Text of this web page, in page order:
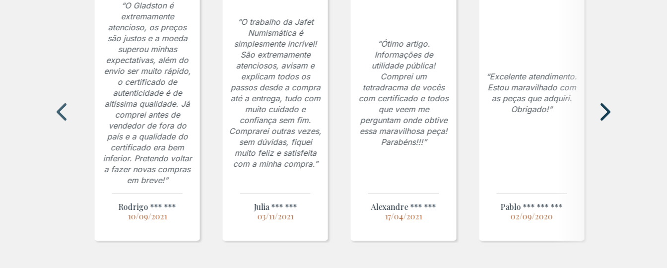
“O Gladston é
extremamente
atencioso, os preços
são justos e a moeda
superou minhas
expectativas, além do
envio ser muito rápido,
o certificado de
autenticidade é de
altíssima qualidade. Já
comprei antes de
vendedor de fora do
país e a qualidade do
certificado era bem
inferior. Pretendo voltar
a fazer novas compras
em breve!”
Rodrigo *** ***
10/09/2021
“O trabalho da Jafet
Numismática é
simplesmente incrível!
São extremamente
atenciosos, avisam e
explicam todos os
passos desde a compra
até a entrega, tudo com
muito cuidado e
confiança sem fim.
Comprarei outras vezes,
sem dúvidas, fiquei
muito feliz e satisfeita
com a minha compra.”
Julia *** ***
03/11/2021
“Ótimo artigo.
Informações de
utilidade pública!
Comprei um
tetradracma de vocês
com certificado e todos
que veem me
perguntam onde obtive
essa maravilhosa peça!
Parabéns!!!”
Alexandre *** ***
17/04/2021
“Excelente atendimento.
Estou maravilhado com
as peças que adquiri.
Obrigado!”
Pablo *** *** ***
02/09/2020